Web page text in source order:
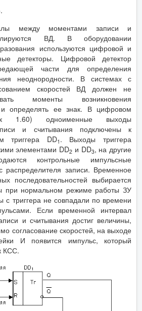
.
между моментами записи и
ВД. В оборудовании
используются цифровой и
детекторы. Цифровой детектор
части для определения
неоднородности. В системах с
скоростей ВД должен не
моменты возникновения
и определять ее знак. В цифровом
1.60) одноименные выходы
и считывания подключены к
триггера DD1 . Выходы триггера
элементами DD2 и DD3, на другие
контрольные импульсные
распределителя записи. Временное
последовательностей выбирается
при нормальном режиме работы ЗУ
с триггера не совпадали по времени
Если временной интервал
и считывания достиг величины,
согласование скоростей, на выходе
И появится импульс, который
КСС.